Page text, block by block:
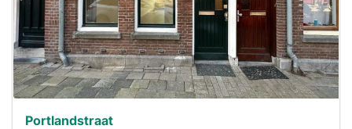
Stekkies helpt
je hierbij!
Portlandstraat